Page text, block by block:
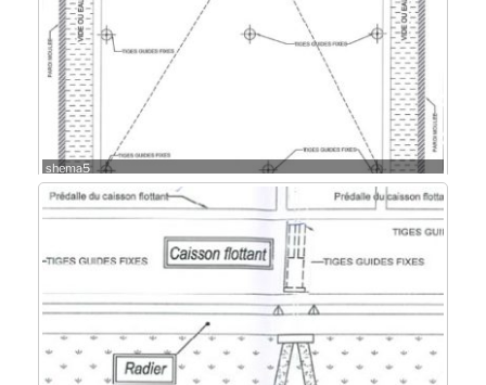
shema5